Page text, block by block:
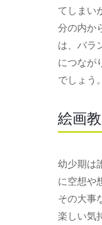
てしまい
分の内か
は、バラ
につなが
でしょう。
絵画
幼少期は
に空想や
その大事
楽しい気